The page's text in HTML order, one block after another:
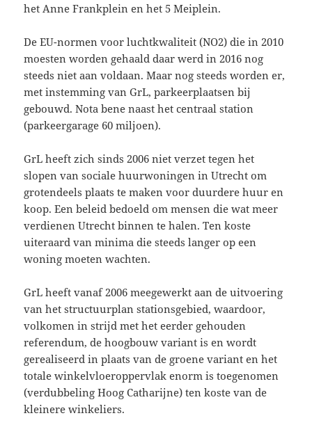
het Anne Frankplein en het 5 Meiplein.
De EU-normen voor luchtkwaliteit (NO2) die in 2010
moesten worden gehaald daar werd in 2016 nog
steeds niet aan voldaan. Maar nog steeds worden er,
met instemming van GrL, parkeerplaatsen bij
gebouwd. Nota bene naast het centraal station
(parkeergarage 60 miljoen).
GrL heeft zich sinds 2006 niet verzet tegen het
slopen van sociale huurwoningen in Utrecht om
grotendeels plaats te maken voor duurdere huur en
koop. Een beleid bedoeld om mensen die wat meer
verdienen Utrecht binnen te halen. Ten koste
uiteraard van minima die steeds langer op een
woning moeten wachten.
GrL heeft vanaf 2006 meegewerkt aan de uitvoering
van het structuurplan stationsgebied, waardoor,
volkomen in strijd met het eerder gehouden
referendum, de hoogbouw variant is en wordt
gerealiseerd in plaats van de groene variant en het
totale winkelvloeroppervlak enorm is toegenomen
(verdubbeling Hoog Catharijne) ten koste van de
kleinere winkeliers.